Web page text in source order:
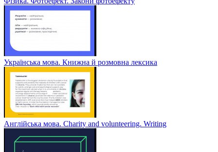
Українська мова. Книжна й розмовна лексика
Англійська мова. Charity and volunteering. Writing